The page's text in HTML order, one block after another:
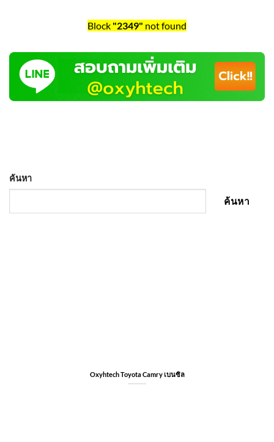
Block "2349" not found
ค้นหา
ค้นหา
Oxyhtech Toyota Camry เบนซิล